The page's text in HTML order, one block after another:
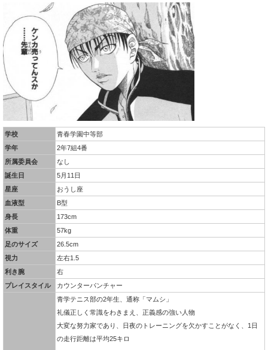
学校
青春学園中等部
学年
2年7組4番
所属委員会
なし
誕生日
5月11日
星座
おうし座
血液型
B型
身長
173cm
体重
57kg
足のサイズ
26.5cm
視力
左右1.5
利き腕
右
プレイスタイル
カウンターパンチャー
青学テニス部の2年生、通称「マムシ」
礼儀正しく常識をわきまえ、正義感の強い人物
大変な努力家であり、日夜のトレーニングを欠かすことがなく、1日
の走行距離は平均25キロ